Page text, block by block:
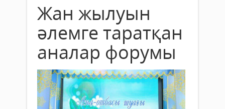
Жан жылуын
әлемге таратқан
аналар форумы